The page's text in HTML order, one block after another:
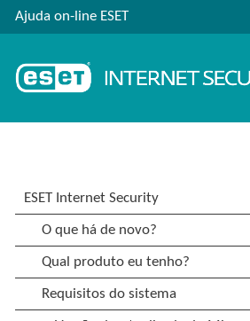
Ajuda on-line ESET